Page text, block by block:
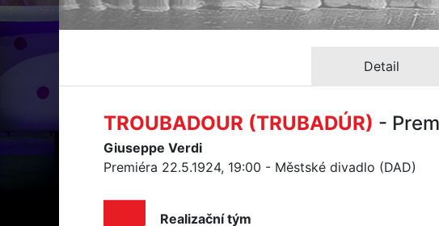
Detail
TROUBADOUR (TRUBADÚR) -
Giuseppe Verdi
Premiéra 22.5.1924, 19:00 - Městské divadlo (DAD)
Realizační tým